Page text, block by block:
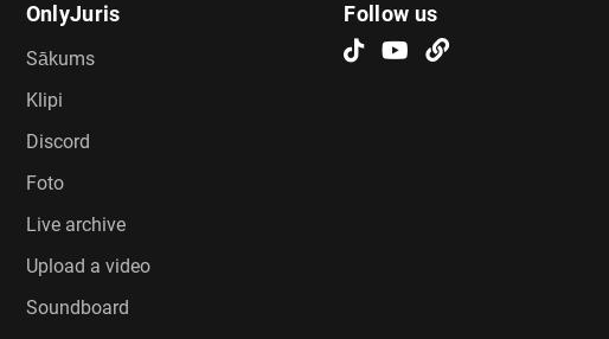
OnlyJuris
Sākums
Klipi
Discord
Foto
Live archive
Upload a video
Soundboard
Follow us